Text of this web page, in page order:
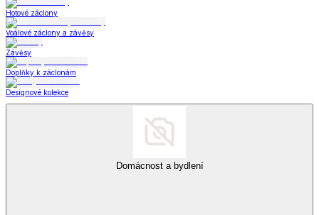
Hotové záclony
Voálové záclony a závěsy
Závěsy
Doplňky k záclonám
Designové kolekce
Domácnost a bydlení